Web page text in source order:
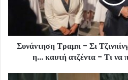
Συνάντηση Τραμπ - Σι
η... καυτή ατζέντα - Τι να